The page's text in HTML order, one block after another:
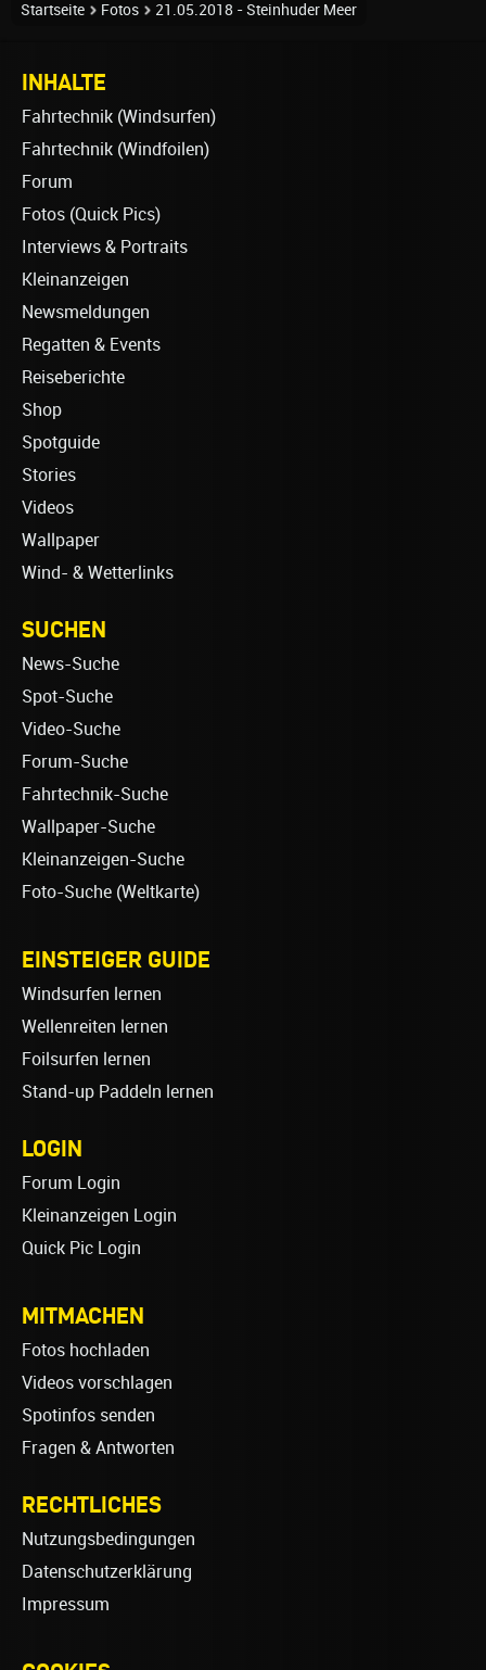
Startseite Fotos 21.05.2018 - Steinhuder Meer
INHALTE
Fahrtechnik (Windsurfen)
Fahrtechnik (Windfoilen)
Forum
Fotos (Quick Pics)
Interviews & Portraits
Kleinanzeigen
Newsmeldungen
Regatten & Events
Reiseberichte
Shop
Spotguide
Stories
Videos
Wallpaper
Wind- & Wetterlinks
SUCHEN
News-Suche
Spot-Suche
Video-Suche
Forum-Suche
Fahrtechnik-Suche
Wallpaper-Suche
Kleinanzeigen-Suche
Foto-Suche (Weltkarte)
EINSTEIGER GUIDE
Windsurfen lernen
Wellenreiten lernen
Foilsurfen lernen
Stand-up Paddeln lernen
LOGIN
Forum Login
Kleinanzeigen Login
Quick Pic Login
MITMACHEN
Fotos hochladen
Videos vorschlagen
Spotinfos senden
Fragen & Antworten
RECHTLICHES
Nutzungsbedingungen
Datenschutzerklärung
Impressum